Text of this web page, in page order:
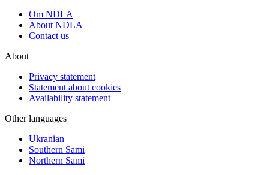
Om NDLA
About NDLA
Contact us
About
Privacy statement
Statement about cookies
Availability statement
Other languages
Ukranian
Southern Sami
Northern Sami